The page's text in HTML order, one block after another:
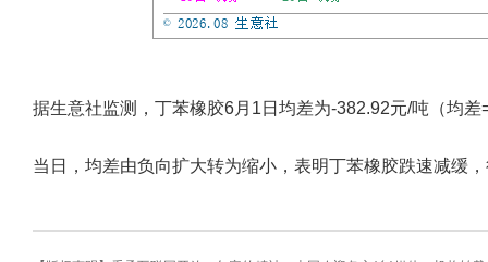
据生意社监测，丁苯橡胶6月1日均差为-382.92元/吨（均
当日，均差由负向扩大转为缩小，表明丁苯橡胶跌速减缓